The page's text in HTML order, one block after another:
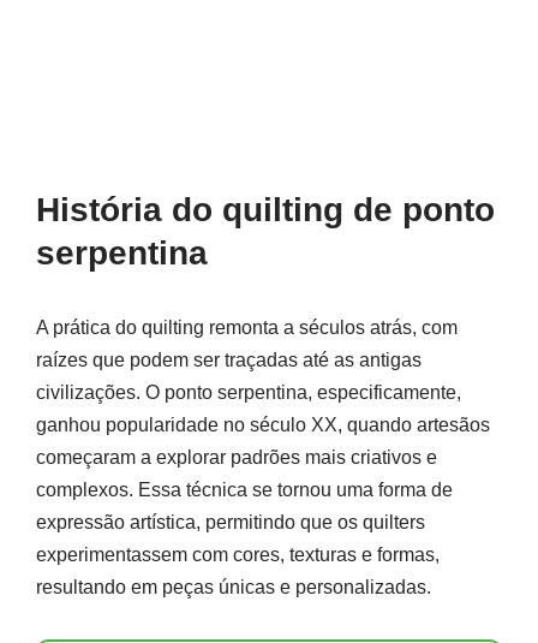
História do quilting de ponto
serpentina
A prática do quilting remonta a séculos atrás, com
raízes que podem ser traçadas até as antigas
civilizações. O ponto serpentina, especificamente,
ganhou popularidade no século XX, quando artesãos
começaram a explorar padrões mais criativos e
complexos. Essa técnica se tornou uma forma de
expressão artística, permitindo que os quilters
experimentassem com cores, texturas e formas,
resultando em peças únicas e personalizadas.